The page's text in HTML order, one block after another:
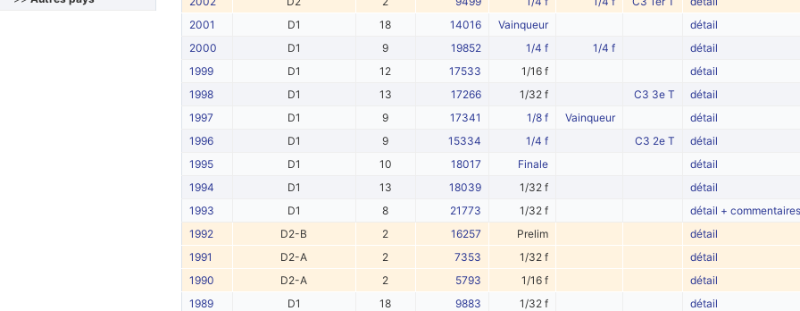
2001
D1 18 14016 Vainqueur
détail
2000
D1 9 19852 1/4 f 1/4 f
détail
1999
D1 12 17533 1/16 f
détail
1998
D1 13 17266 1/32 f C3 3e T
détail
1997
D1 9 17341 1/8 f Vainqueur
détail
1996
D1 9 15334 1/4 f C3 2e T
détail
1995
D1 10 18017 Finale
détail
1994
D1 13 18039 1/32 f
détail
1993
D1 8 21773 1/32 f
détail + commentaires
1992
D2-B 2 16257 Prelim
détail
1991
D2-A 2 7353 1/32 f
détail
1990
D2-A 2 5793 1/16 f
détail
1989
D1 18 9883 1/32 f
détail